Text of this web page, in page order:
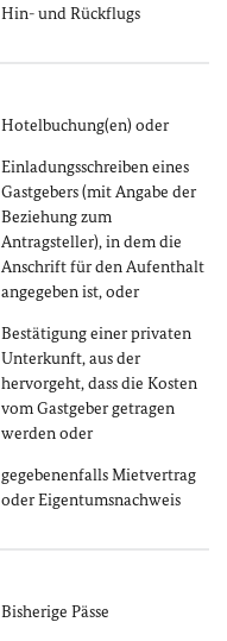
Hin- und Rückflugs
Hotelbuchung(en) oder
Einladungsschreiben eines
Gastgebers (mit Angabe der
Beziehung zum
Antragsteller), in dem die
Anschrift für den Aufenthalt
angegeben ist, oder
Bestätigung einer privaten
Unterkunft, aus der
hervorgeht, dass die Kosten
vom Gastgeber getragen
werden oder
gegebenenfalls Mietvertrag
oder Eigentumsnachweis
Bisherige Pässe